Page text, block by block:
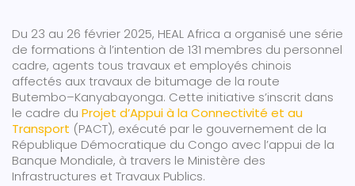
Du 23 au 26 février 2025, HEAL Africa a organisé une série
de formations à l’intention de 131 membres du personnel
cadre, agents tous travaux et employés chinois
affectés aux travaux de bitumage de la route
Butembo–Kanyabayonga. Cette initiative s’inscrit dans
le cadre du Projet d’Appui à la Connectivité et au
Transport (PACT), exécuté par le gouvernement de la
République Démocratique du Congo avec l’appui de la
Banque Mondiale, à travers le Ministère des
Infrastructures et Travaux Publics.